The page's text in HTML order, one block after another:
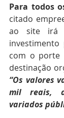
Para todos
citado
ao site irá
investimento
com o porte
“Os valores
mil reais,
variados